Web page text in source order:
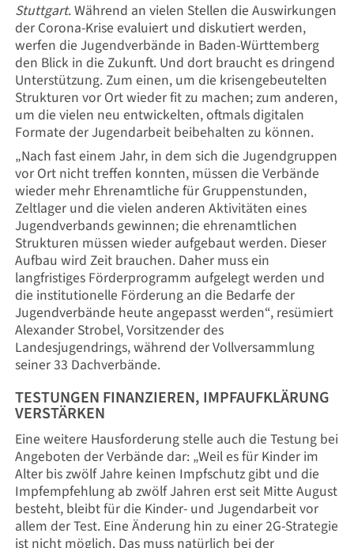
Stuttgart. Während an vielen Stellen die Auswirkungen
der Corona-Krise evaluiert und diskutiert werden,
werfen die Jugendverbände in Baden-Württemberg
den Blick in die Zukunft. Und dort braucht es dringend
Unterstützung. Zum einen, um die krisengebeutelten
Strukturen vor Ort wieder fit zu machen; zum anderen,
um die vielen neu entwickelten, oftmals digitalen
Formate der Jugendarbeit beibehalten zu können.
„Nach fast einem Jahr, in dem sich die Jugendgruppen
vor Ort nicht treffen konnten, müssen die Verbände
wieder mehr Ehrenamtliche für Gruppenstunden,
Zeltlager und die vielen anderen Aktivitäten eines
Jugendverbands gewinnen; die ehrenamtlichen
Strukturen müssen wieder aufgebaut werden. Dieser
Aufbau wird Zeit brauchen. Daher muss ein
langfristiges Förderprogramm aufgelegt werden und
die institutionelle Förderung an die Bedarfe der
Jugendverbände heute angepasst werden“, resümiert
Alexander Strobel, Vorsitzender des
Landesjugendrings, während der Vollversammlung
seiner 33 Dachverbände.
TESTUNGEN FINANZIEREN, IMPFAUFKLÄRUNG
VERSTÄRKEN
Eine weitere Hausforderung stelle auch die Testung bei
Angeboten der Verbände dar: „Weil es für Kinder im
Alter bis zwölf Jahre keinen Impfschutz gibt und die
Impfempfehlung ab zwölf Jahren erst seit Mitte August
besteht, bleibt für die Kinder- und Jugendarbeit vor
allem der Test. Eine Änderung hin zu einer 2G-Strategie
ist nicht möglich. Das muss natürlich bei der